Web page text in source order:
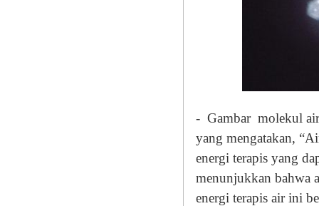
- Gambar molekul
yang mengatakan,
energi terapis yang
menunjukkan bahwa
energi terapis air ini